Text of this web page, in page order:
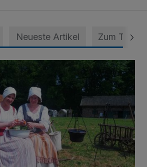
Neueste Artikel Zum Thema
Freilichtmuseum